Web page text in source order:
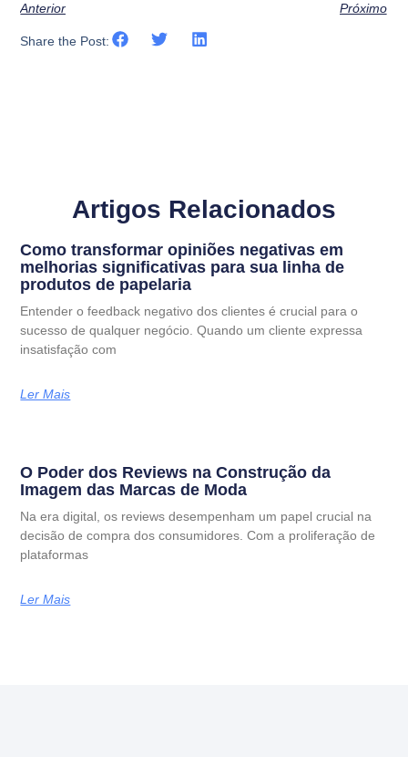
Anterior Próximo
Share the Post:
Artigos Relacionados
Como transformar opiniões negativas em
melhorias significativas para sua linha de
produtos de papelaria
Entender o feedback negativo dos clientes é crucial para o
sucesso de qualquer negócio. Quando um cliente expressa
insatisfação com
Ler Mais
O Poder dos Reviews na Construção da
Imagem das Marcas de Moda
Na era digital, os reviews desempenham um papel crucial na
decisão de compra dos consumidores. Com a proliferação de
plataformas
Ler Mais